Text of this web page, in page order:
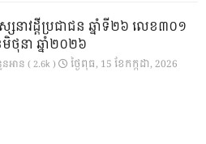
សនាវដ្ដីប្រជាជន ឆ្នាំទី២៦ លេខ៣០១
ថុនា ឆ្នាំ២០២៦
អាន ( 2.6k ) ថ្ងៃ​ពុធ, 15 ខែ​កក្កដា, 2026